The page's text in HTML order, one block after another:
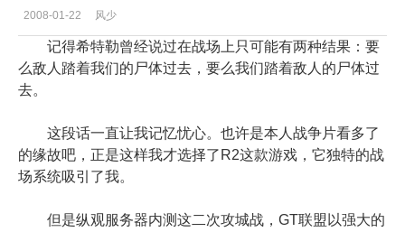
2008-01-22 风少
记得希特勒曾经说过在战场上只可能有两种结果：要
么敌人踏着我们的尸体过去，要么我们踏着敌人的尸体过
去。
这段话一直让我记忆忧心。也许是本人战争片看多了
的缘故吧，正是这样我才选择了R2这款游戏，它独特的战
场系统吸引了我。
但是纵观服务器内测这二次攻城战，GT联盟以强大的